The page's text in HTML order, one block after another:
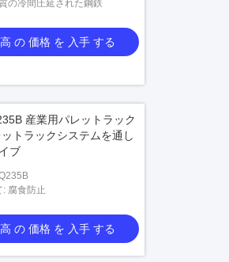
: 良質の冷間圧延された鋼鉄
の 価格 を 入手 する
産業用パレットラック
トラックシステムを通し
ブ
鋼Q235B
終わって: 腐食防止
の 価格 を 入手 する